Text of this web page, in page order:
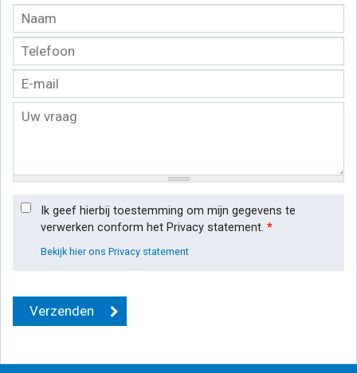
Ik geef hierbij toestemming om mijn gegevens te
verwerken conform het Privacy statement. *
Bekijk hier ons Privacy statement